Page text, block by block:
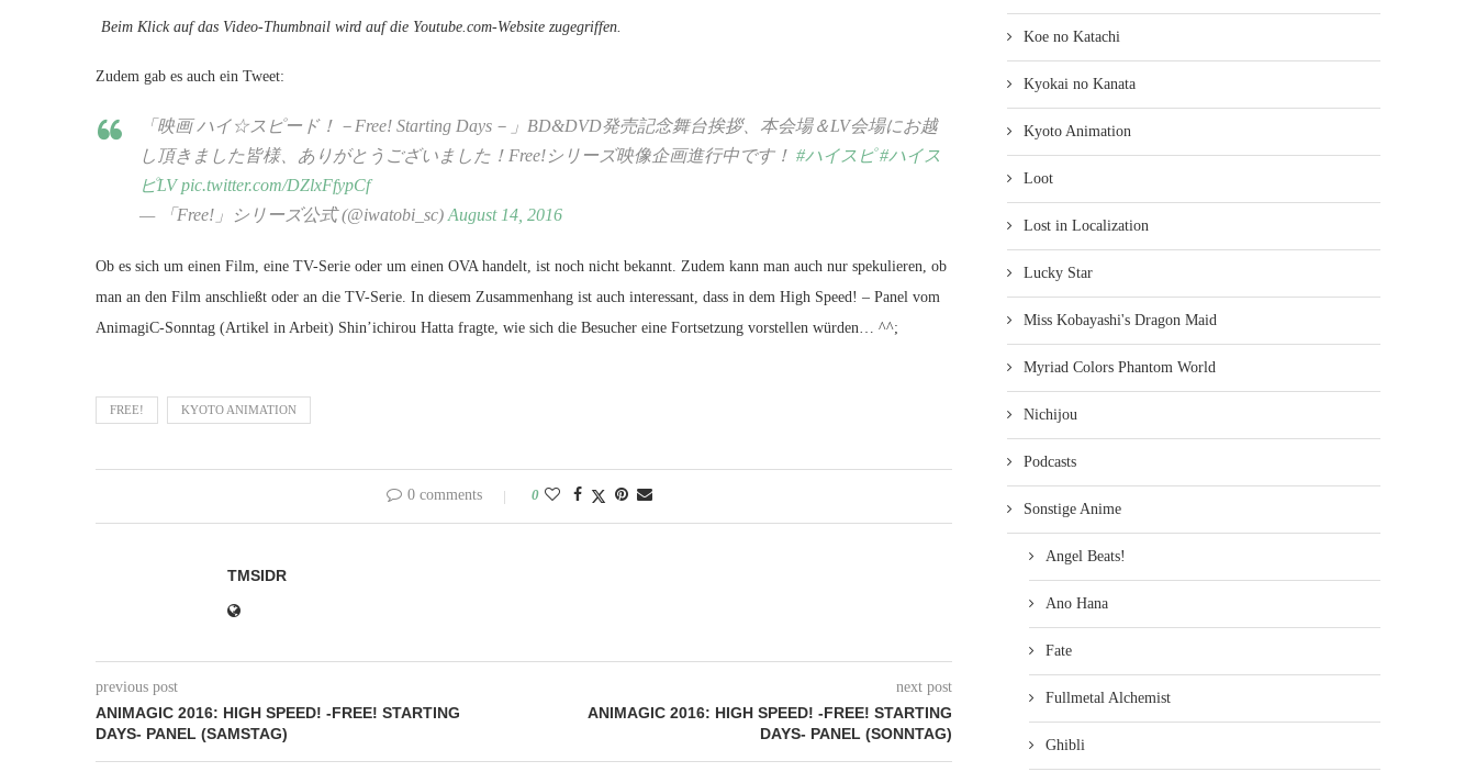
Beim Klick auf das Video-Thumbnail wird auf die Youtube.com-Website zugegriffen.
Zudem gab es auch ein Tweet:
「映画 ハイ☆スピード！－Free! Starting Days－」BD&DVD発売記念舞台挨拶、本会場＆LV会場にお越
し頂きました皆様、ありがとうございました！Free!シリーズ映像企画進行中です！ #ハイスピ #ハイス
ピLV pic.twitter.com/DZlxFfypCf
— 「Free!」シリーズ公式 (@iwatobi_sc) August 14, 2016
Ob es sich um einen Film, eine TV-Serie oder um einen OVA handelt, ist noch nicht bekannt. Zudem kann man auch nur spekulieren, ob
man an den Film anschließt oder an die TV-Serie. In diesem Zusammenhang ist auch interessant, dass in dem High Speed! – Panel vom
AnimagiC-Sonntag (Artikel in Arbeit) Shin’ichirou Hatta fragte, wie sich die Besucher eine Fortsetzung vorstellen würden… ^^;
FREE! KYOTO ANIMATION
0 comments 0
TMSIDR
previous post
ANIMAGIC 2016: HIGH SPEED! -FREE! STARTING
DAYS- PANEL (SAMSTAG)
next post
ANIMAGIC 2016: HIGH SPEED! -FREE! STARTING
DAYS- PANEL (SONNTAG)
Koe no Katachi
Kyokai no Kanata
Kyoto Animation
Loot
Lost in Localization
Lucky Star
Miss Kobayashi's Dragon Maid
Myriad Colors Phantom World
Nichijou
Podcasts
Sonstige Anime
Angel Beats!
Ano Hana
Fate
Fullmetal Alchemist
Ghibli